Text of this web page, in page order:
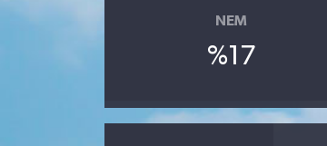
NEM
%17
Yurttan